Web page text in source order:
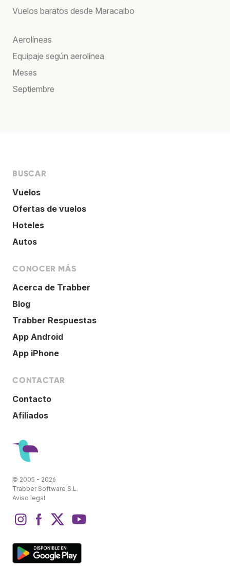
Vuelos baratos desde Maracaibo
Aerolíneas
Equipaje según aerolínea
Meses
Septiembre
BUSCAR
Vuelos
Ofertas de vuelos
Hoteles
Autos
CONOCER MÁS
Acerca de Trabber
Blog
Trabber Respuestas
App Android
App iPhone
CONTACTAR
Contacto
Afiliados
© 2005 - 2026
Trabber Software S.L.
Aviso legal